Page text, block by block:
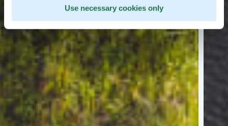
Use necessary cookies only